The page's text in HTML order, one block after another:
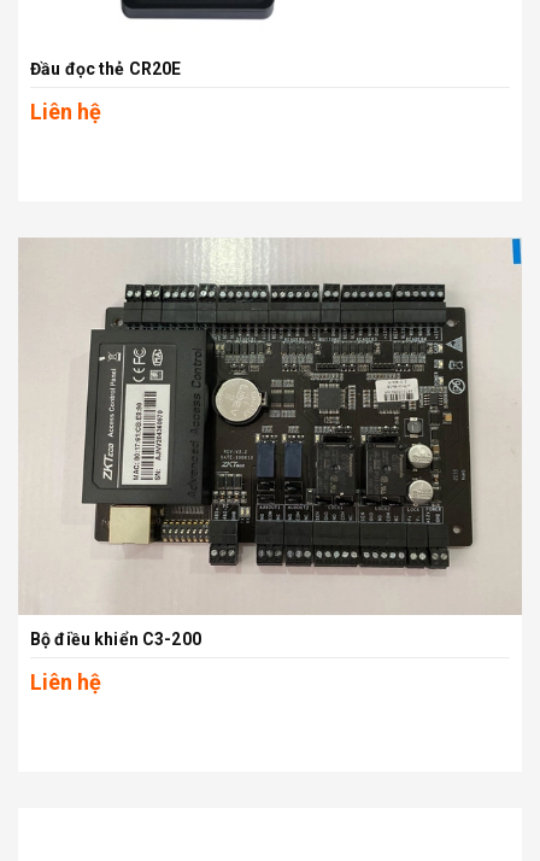
Đầu đọc thẻ CR20E
Liên hệ
Bộ điều khiển C3-200
Liên hệ